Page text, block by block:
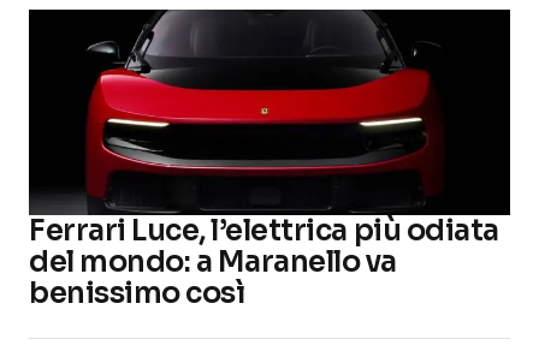
Ferrari Luce, l’elettrica più odiata
del mondo: a Maranello va
benissimo così